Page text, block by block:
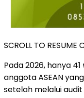
SCROLL TO RESUME
Pada 2026, hanya 41
anggota ASEAN
setelah melalui